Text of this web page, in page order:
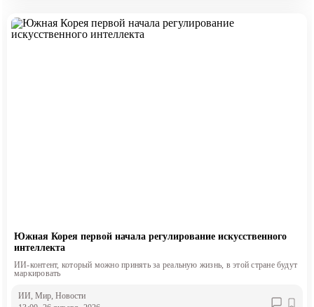
Южная Корея первой начала регулирование искусственного
интеллекта
ИИ-контент, который можно принять за реальную жизнь, в этой стране будут
маркировать
ИИ , Мир , Новости